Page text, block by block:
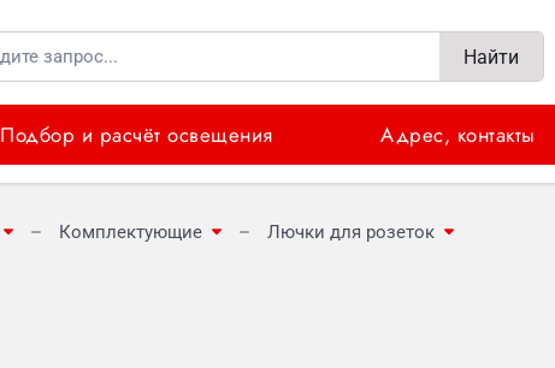
Найти
Подбор и расчёт освещения Адрес, контакты
Комплектующие Лючки для розеток